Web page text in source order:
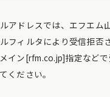
アドレスでは、エフエム
フィルタにより受信拒否
イン[rfm.co.jp]指定など
ください。